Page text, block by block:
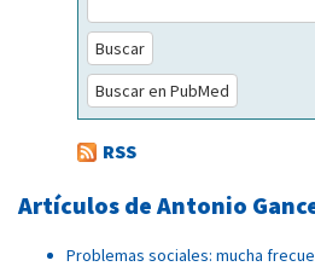
Buscar
Buscar en PubMed
RSS
Artículos de Antonio
Problemas sociales: mucha